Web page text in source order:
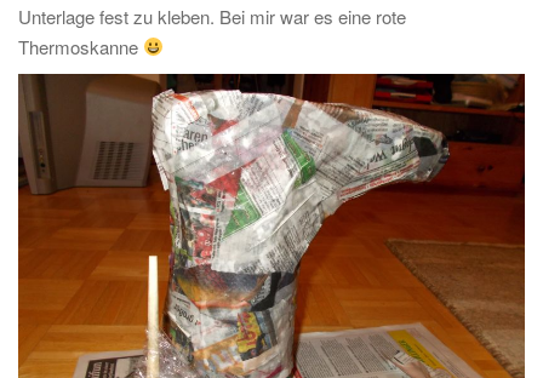
Unterlage fest zu kleben. Bei mir war es eine rote
Thermoskanne